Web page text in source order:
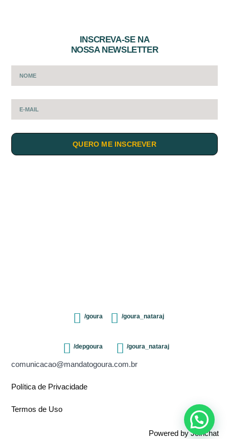
INSCREVA-SE NA
NOSSA NEWSLETTER
QUERO ME INSCREVER
/goura /goura_nataraj
/depgoura /goura_nataraj
comunicacao@mandatogoura.com.br
Política de Privacidade
Termos de Uso
Powered byJoinchat